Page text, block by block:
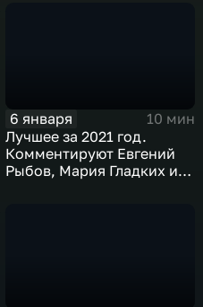
6 января
10 мин
Лучшее за 2021 год.
Комментируют Евгений
Рыбов, Мария Гладких и